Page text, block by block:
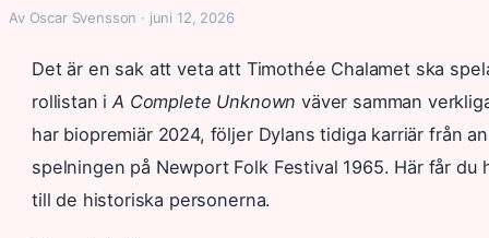
Av Oscar Svensson · juni 12, 2026
Det är en sak att veta att Timothée Chalamet ska
rollistan iA Complete Unknown väver samman
har biopremiär 2024, följer Dylans tidiga karriär från
spelningen på Newport Folk Festival 1965. Här får
till de historiska personerna.